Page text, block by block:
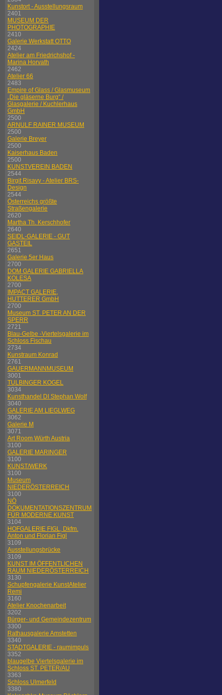
Kunstort - Ausstellungsraum
2401
MUSEUM DER
PHOTOGRAPHIE
2410
Galerie Werkstatt OTTO
2424
Atelier am Friedrichshof -
Marina Horvath
2462
Atelier 66
2483
Empire of Glass / Glasmuseum
„Die gläserne Burg“ /
Glasgalerie / Kuchlerhaus
GmbH
2500
ARNULF RAINER MUSEUM
2500
Galerie Breyer
2500
Kaiserhaus Baden
2500
KUNSTVEREIN BADEN
2544
Birgit Risavy - Atelier BRS-
Design
2544
Österreichs größte
Straßengalerie
2620
Martha Th. Kerschhofer
2640
SEIDL-GALERIE - GUT
GASTEIL
2651
Galerie 5er Haus
2700
DOM GALERIE GABRIELLA
KOLESA
2700
IMPACT GALERIE,
HUTTERER GmbH
2700
Museum ST. PETER AN DER
SPERR
2721
Blau-Gelbe -Viertelsgalerie im
Schloss Fischau
2734
Kunstraum Konrad
2761
GAUERMANNMUSEUM
3001
TULBINGER KOGEL
3034
Kunsthandel DI Stephan Wolf
3040
GALERIE AM LIEGLWEG
3062
Galerie M
3071
Art Room Würth Austria
3100
GALERIE MARINGER
3100
KUNST/WERK
3100
Museum
NIEDERÖSTERREICH
3100
NÖ
DOKUMENTATIONSZENTRUM
FÜR MODERNE KUNST
3104
HOFGALERIE FIGL, Dkfm.
Anton und Florian Figl
3109
Ausstellungsbrücke
3109
KUNST IM ÖFFENTLICHEN
RAUM NIEDERÖSTERREICH
3130
Schupfengalerie KunstAtelier
Remi
3160
Atelier Knochenarbeit
3202
Bürger- und Gemeindezentrum
3300
Rathausgalerie Amstetten
3340
STADTGALERIE - raumimpuls
3352
blaugelbe Viertelsgalerie im
Schloss ST. PETER/AU
3363
Schloss Ulmerfeld
3380